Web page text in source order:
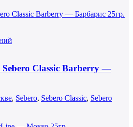
Classic Barberry —
, Sebero, Sebero Classic, Sebero